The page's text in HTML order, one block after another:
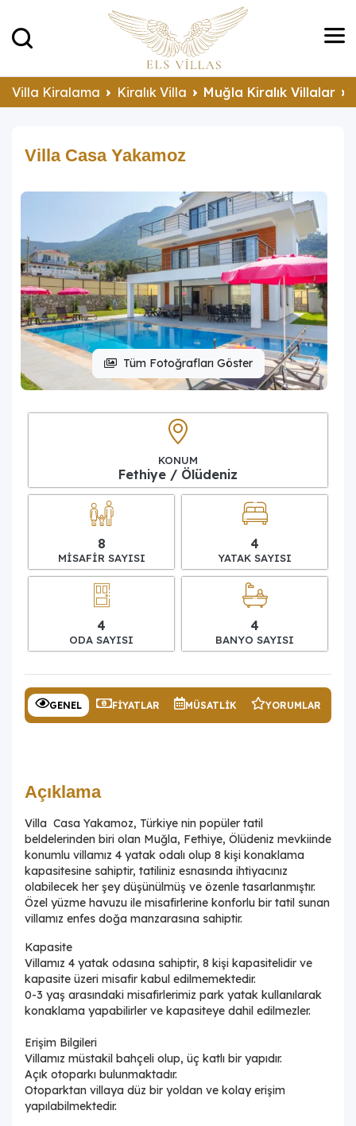
Villa Kiralama Kiralık Villa Muğla Kiralık Villalar
Villa Casa Yakamoz
Tüm Fotoğrafları Göster
KONUM
Fethiye / Ölüdeniz
8
MISAFIR SAYISI
4
YATAK SAYISI
4
ODA SAYISI
4
BANYO SAYISI
GENEL FIYATLAR MÜSATLIK YORUMLAR
Açıklama
Villa Casa Yakamoz, Türkiye nin popüler tatil
beldelerinden biri olan Muğla, Fethiye, Ölüdeniz mevkiinde
konumlu villamız 4 yatak odalı olup 8 kişi konaklama
kapasitesine sahiptir, tatiliniz esnasında ihtiyacınız
olabilecek her şey düşünülmüş ve özenle tasarlanmıştır.
Özel yüzme havuzu ile misafirlerine konforlu bir tatil sunan
villamız enfes doğa manzarasına sahiptir.
Kapasite
Villamız 4 yatak odasına sahiptir, 8 kişi kapasitelidir ve
kapasite üzeri misafir kabul edilmemektedir.
0-3 yaş arasındaki misafirlerimiz park yatak kullanılarak
konaklama yapabilirler ve kapasiteye dahil edilmezler.
Erişim Bilgileri
Villamız müstakil bahçeli olup, üç katlı bir yapıdır.
Açık otoparkı bulunmaktadır.
Otoparktan villaya düz bir yoldan ve kolay erişim
yapılabilmektedir.